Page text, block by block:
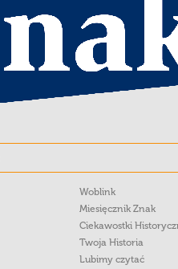
Woblink
Miesięcznik Znak
Ciekawostki
Twoja Historia
Lubimy czytać